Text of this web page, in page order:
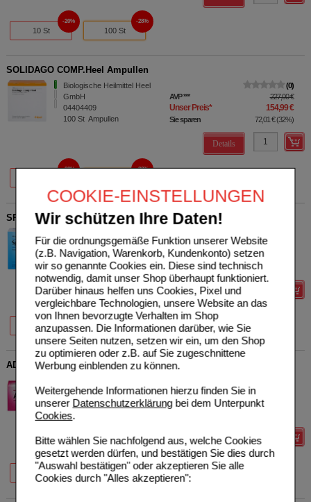
COOKIE-EINSTELLUNGEN
Wir schützen Ihre Daten!
Für die ordnungsgemäße Funktion unserer Website
(z.B. Navigation, Warenkorb, Kundenkonto) setzen
wir so genannte Cookies ein. Diese sind technisch
notwendig, damit unser Shop überhaupt funktioniert.
Darüber hinaus helfen uns Cookies, Pixel und
vergleichbare Technologien, unsere Website an das
von Ihnen bevorzugte Verhalten im Shop
anzupassen. Die Informationen darüber, wie Sie
unsere Seiten nutzen, setzen wir ein, um den Shop
zu optimieren oder z.B. auf Sie zugeschnittene
Werbung einblenden zu können.
Weitergehende Informationen hierzu finden Sie in
unserer Datenschutzerklärungbei dem Unterpunkt
Cookies.
Bitte wählen Sie nachfolgend aus, welche Cookies
gesetzt werden dürfen, und bestätigen Sie dies durch
"Auswahl bestätigen" oder akzeptieren Sie alle
Cookies durch "Alles akzeptieren":
10 St
20%
100 St
28%
SOLIDAGO COMP.Heel Ampullen
Biologische Heilmittel Heel
GmbH
04404409
100 St Ampullen
0
AVP*** 227,00 €
Unser Preis* 154,99 €
Sie sparen 72,01 €(32%)
Details
20% 32%
SPASCUPREEL Ampullen
GmbH
00951244
100St Ampullen
AVP***
Unser Preis*
Sie sparen 64,02 €
Details
10 St
20%
100 St
29%
ADRISIN Tabletten
GmbH
10810450
100
AVP***
Unser Preis*
Details
50 St
20%
100 St
20%
250 St
20%